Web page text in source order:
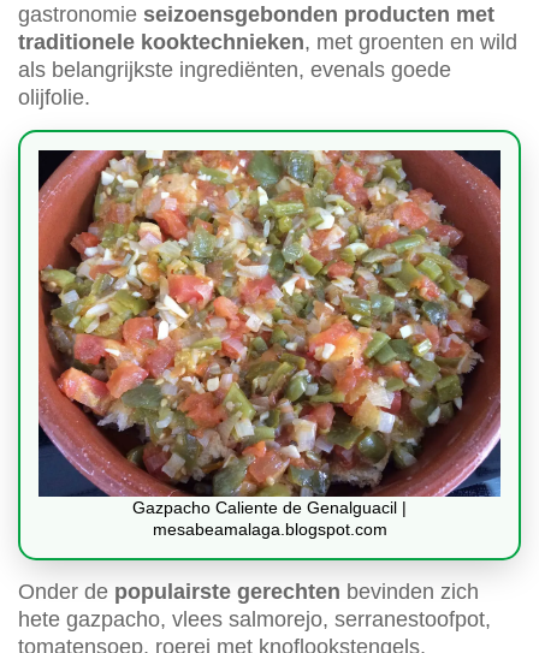
gastronomie seizoensgebonden producten met
traditionele kooktechnieken, met groenten en wild
als belangrijkste ingrediënten, evenals goede
olijfolie.
Gazpacho Caliente de Genalguacil |
mesabeamalaga.blogspot.com
Onder de populairste gerechten bevinden zich
hete gazpacho, vlees salmorejo, serranestoofpot,
tomatensoep, roerei met knoflookstengels,